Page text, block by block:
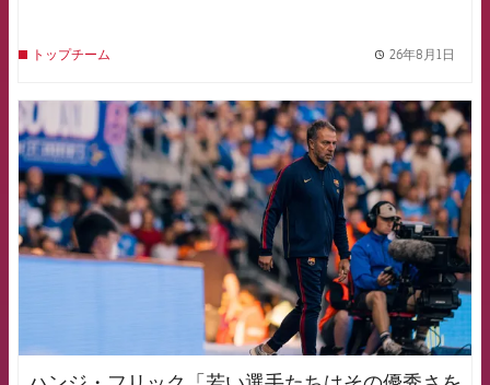
トップチーム 26年8月1日
FCB Barcelona badge